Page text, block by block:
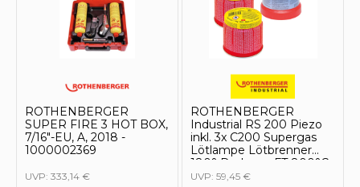
ROTHENBERGER
SUPER FIRE 3 HOT BOX,
7/16"-EU, A, 2018 -
1000002369
UVP: 333,14 €
ROTHENBERGER
Industrial RS 200 Piezo
inkl. 3x C200 Supergas
Lötlampe Lötbrenner
180° Drehung FT 800°C
/ AT 650°C - 1500005079
UVP: 59,45 €